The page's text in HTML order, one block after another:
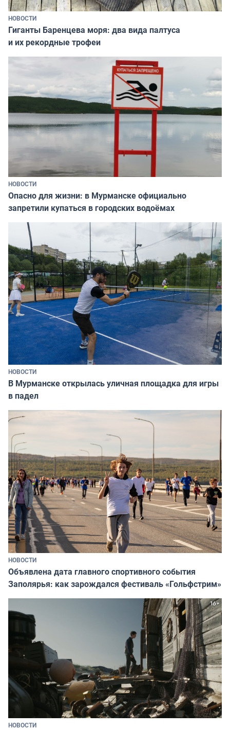
НОВОСТИ
Гиганты Баренцева моря: два вида палтуса
и их рекордные трофеи
НОВОСТИ
Опасно для жизни: в Мурманске официально
запретили купаться в городских водоёмах
НОВОСТИ
В Мурманске открылась уличная площадка для игры
в падел
НОВОСТИ
Объявлена дата главного спортивного события
Заполярья: как зарождался фестиваль «Гольфстрим»
НОВОСТИ